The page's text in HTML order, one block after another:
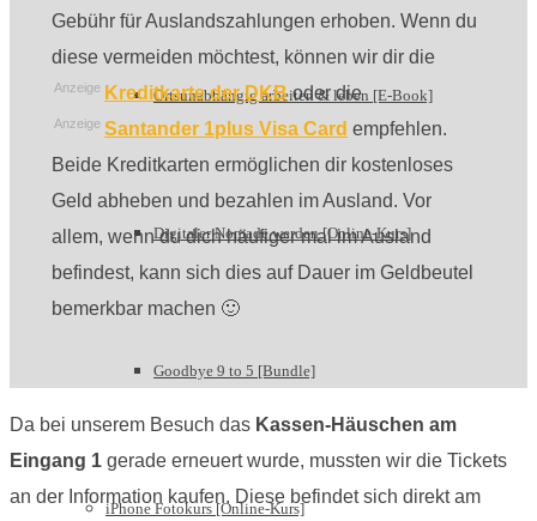
Ortsunabhängig arbeiten & leben [E-Book]
Digitaler Nomade werden [Online-Kurs]
Goodbye 9 to 5 [Bundle]
iPhone Fotokurs [Online-Kurs]
Gebühr für Auslandszahlungen erhoben. Wenn du
diese vermeiden möchtest, können wir dir die
Anzeige Kreditkarte der DKBoder die
Anzeige Santander 1plus Visa Card empfehlen.
Beide Kreditkarten ermöglichen dir kostenloses
Geld abheben und bezahlen im Ausland. Vor
allem, wenn du dich häufiger mal im Ausland
befindest, kann sich dies auf Dauer im Geldbeutel
bemerkbar machen 🙂
Da bei unserem Besuch das Kassen-Häuschen am
Eingang 1 gerade erneuert wurde, mussten wir die Tickets
an der Information kaufen. Diese befindet sich direkt am